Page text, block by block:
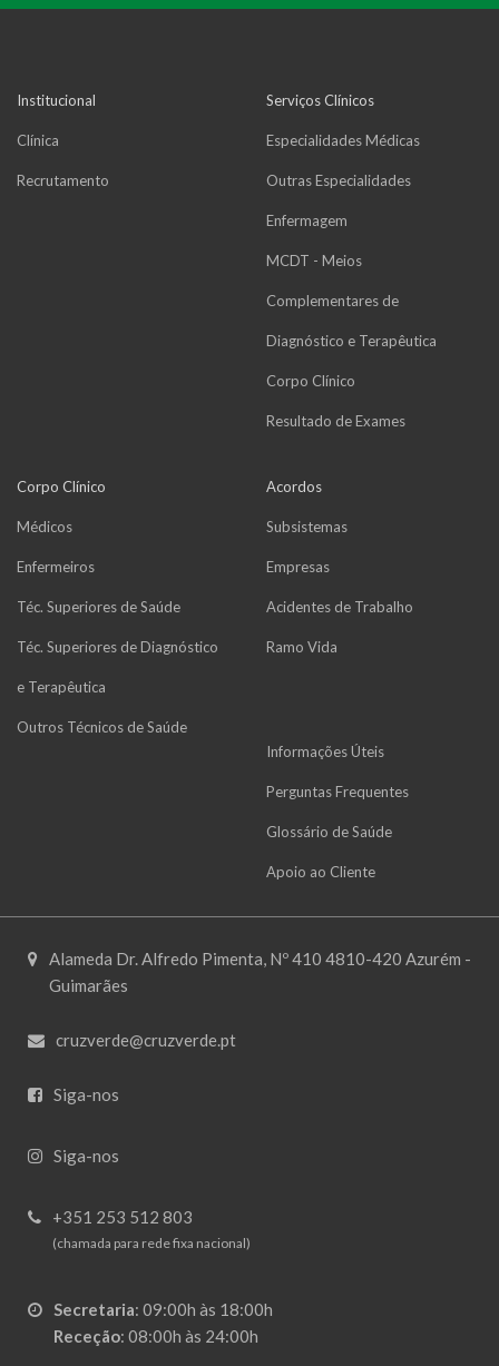
Institucional
Clínica
Recrutamento
Serviços Clínicos
Especialidades Médicas
Outras Especialidades
Enfermagem
MCDT - Meios
Complementares de
Diagnóstico e Terapêutica
Corpo Clínico
Resultado de Exames
Corpo Clínico
Médicos
Enfermeiros
Téc. Superiores de Saúde
Téc. Superiores de Diagnóstico
e Terapêutica
Outros Técnicos de Saúde
Acordos
Subsistemas
Empresas
Acidentes de Trabalho
Ramo Vida
Informações Úteis
Perguntas Frequentes
Glossário de Saúde
Apoio ao Cliente
Alameda Dr. Alfredo Pimenta, Nº 410 4810-420 Azurém -
Guimarães
cruzverde@cruzverde.pt
Siga-nos
Siga-nos
+351 253 512 803
(chamada para rede fixa nacional)
Secretaria: 09:00h às 18:00h
Receção: 08:00h às 24:00h